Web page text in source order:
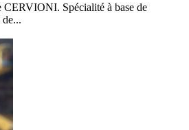
CERVIONI. Spécialité à base de
de...